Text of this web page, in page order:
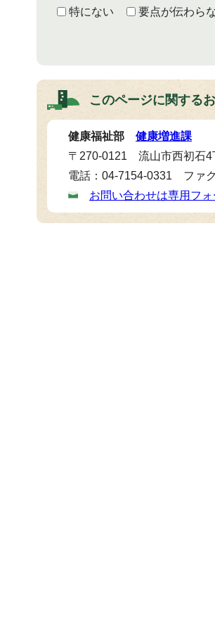
特にない
要点が伝わら
このページに関する
健康福祉部 健康増進課
〒270-0121 流山市西初石
電話：04-7154-0331 ファ
お問い合わせは専用フォ